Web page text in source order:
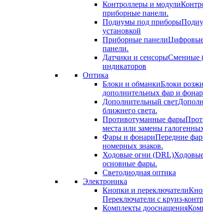
Контроллеры и модули
приборные панели.
Подиумы под приборы
установкой
Приборные панелиЦифровые
панели.
Датчики и сенсорыСменные
индикаторов
Оптика
Блоки и обманкиБлоки
дополнительных фар и
Дополнительный свет
ближнего света.
Противотуманные фары
места или замены
Фары и фонариПередние
номерных знаков.
Ходовые огни (DRL)
основные фары.
Светодиодная оптика
Электроника
Кнопки и переключатели
Переключатели с круиз-
Комплекты дооснащения